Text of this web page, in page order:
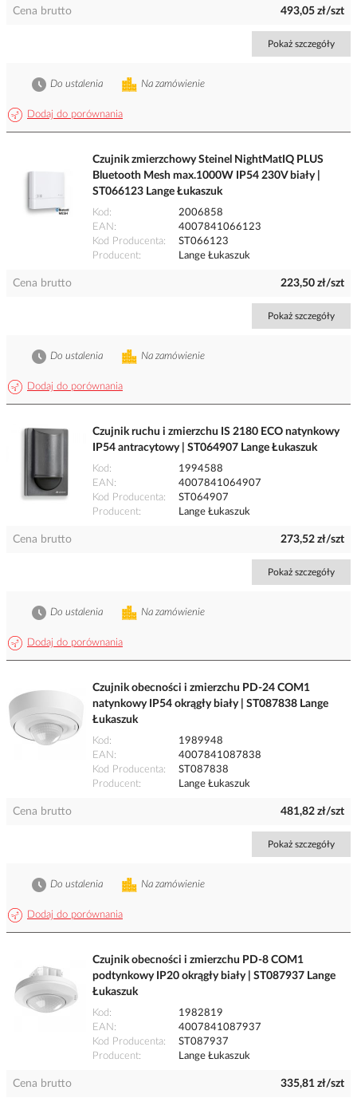
Cena brutto 493,05 zł/szt
Pokaż szczegóły
Dodaj do porównania
Na zamówienie
Do ustalenia
Czujnik zmierzchowy Steinel NightMatIQ PLUS
Bluetooth Mesh max.1000W IP54 230V biały |
ST066123 Lange Łukaszuk
Kod
2006858
EAN
4007841066123
Kod Producenta
ST066123
Producent
Lange Łukaszuk
Cena brutto 223,50 zł/szt
Pokaż szczegóły
Dodaj do porównania
Na zamówienie
Do ustalenia
Czujnik ruchu i zmierzchu IS 2180 ECO natynkowy
IP54 antracytowy | ST064907 Lange Łukaszuk
Kod
1994588
EAN
4007841064907
Kod Producenta
ST064907
Producent
Lange Łukaszuk
Cena brutto 273,52 zł/szt
Pokaż szczegóły
Dodaj do porównania
Na zamówienie
Do ustalenia
Czujnik obecności i zmierzchu PD-24 COM1
natynkowy IP54 okrągły biały | ST087838 Lange
Łukaszuk
Kod
1989948
EAN
4007841087838
Kod Producenta
ST087838
Producent
Lange Łukaszuk
Cena brutto 481,82 zł/szt
Pokaż szczegóły
Dodaj do porównania
Na zamówienie
Do ustalenia
Czujnik obecności i zmierzchu PD-8 COM1
podtynkowy IP20 okrągły biały | ST087937 Lange
Łukaszuk
Kod
1982819
EAN
4007841087937
Kod Producenta
ST087937
Producent
Lange Łukaszuk
Cena brutto 335,81 zł/szt